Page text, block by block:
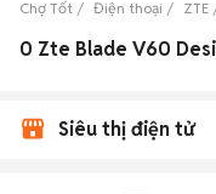
Chợ Tốt Điện thoại ZTE
Siêu thị điện tử